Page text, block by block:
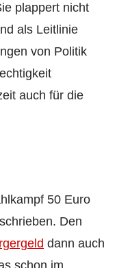
plappert nicht
als Leitlinie
von Politik
auch für die
50 Euro
Den
dann auch